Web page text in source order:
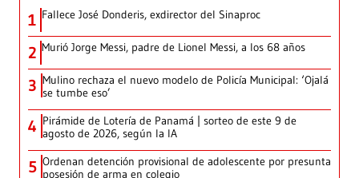
1 Fallece José Donderis, exdirector del Sinaproc
2 Murió Jorge Messi, padre de Lionel Messi, a los 68 años
3 Mulino rechaza el nuevo modelo de Policía Municipal: ‘Ojalá
se tumbe eso’
4 Pirámide de Lotería de Panamá | sorteo de este 9 de
agosto de 2026, según la IA
5 Ordenan detención provisional de adolescente por presunta
posesión de arma en colegio